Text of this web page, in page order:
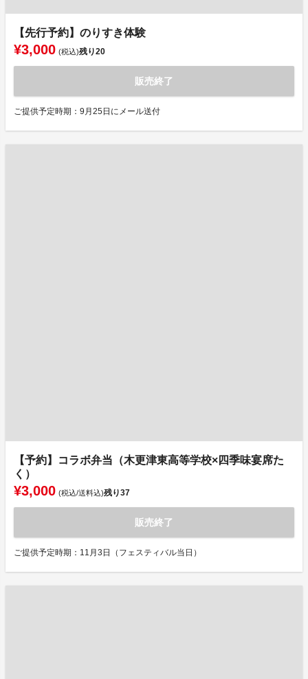
【先行予約】のりすき体験
¥3,000 (税込)残り20
販売終了
ご提供予定時期：9月25日にメール送付
【予約】コラボ弁当（木更津東高等学校×四季味宴席た
く）
¥3,000 (税込/送料込)残り37
販売終了
ご提供予定時期：11月3日（フェスティバル当日）